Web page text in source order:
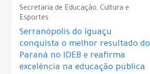
Secretaria de Educação, Cultura e
Esportes
Serranópolis do Iguaçu
conquista o melhor resultado do
Paraná no IDEB e reafirma
excelência na educação pública